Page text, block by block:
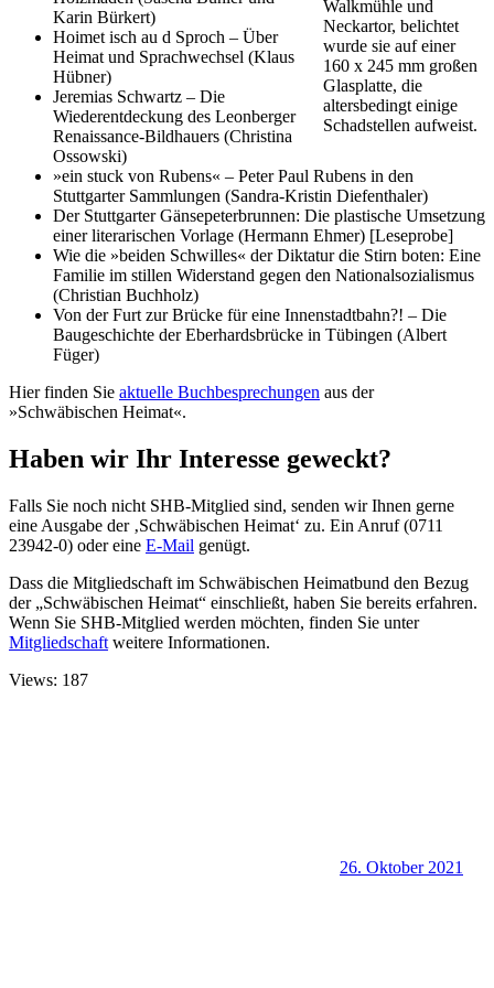
Walkmühle und
Neckartor, belichtet
wurde sie auf einer
160 x 245 mm großen
Glasplatte, die
altersbedingt einige
Schadstellen aufweist.
Karin Bürkert)
Hoimet isch au d Sproch – Über
Heimat und Sprachwechsel (Klaus
Hübner)
Jeremias Schwartz – Die
Wiederentdeckung des Leonberger
Renaissance-Bildhauers (Christina
Ossowski)
»ein stuck von Rubens« – Peter Paul Rubens in den
Stuttgarter Sammlungen (Sandra-Kristin Diefenthaler)
Der Stuttgarter Gänsepeterbrunnen: Die plastische Umsetzung
einer literarischen Vorlage (Hermann Ehmer) [Leseprobe]
Wie die »beiden Schwilles« der Diktatur die Stirn boten: Eine
Familie im stillen Widerstand gegen den Nationalsozialismus
(Christian Buchholz)
Von der Furt zur Brücke für eine Innenstadtbahn?! – Die
Baugeschichte der Eberhardsbrücke in Tübingen (Albert
Füger)
Hier finden Sie aktuelle Buchbesprechungen aus der
»Schwäbischen Heimat«.
Haben wir Ihr Interesse geweckt?
Falls Sie noch nicht SHB-Mitglied sind, senden wir Ihnen gerne
eine Ausgabe der ‚Schwäbischen Heimat‘ zu. Ein Anruf (0711
23942-0) oder eine E-Mail genügt.
Dass die Mitgliedschaft im Schwäbischen Heimatbund den Bezug
der „Schwäbischen Heimat“ einschließt, haben Sie bereits erfahren.
Wenn Sie SHB-Mitglied werden möchten, finden Sie unter
Mitgliedschaft weitere Informationen.
Views: 187
26. Oktober 2021